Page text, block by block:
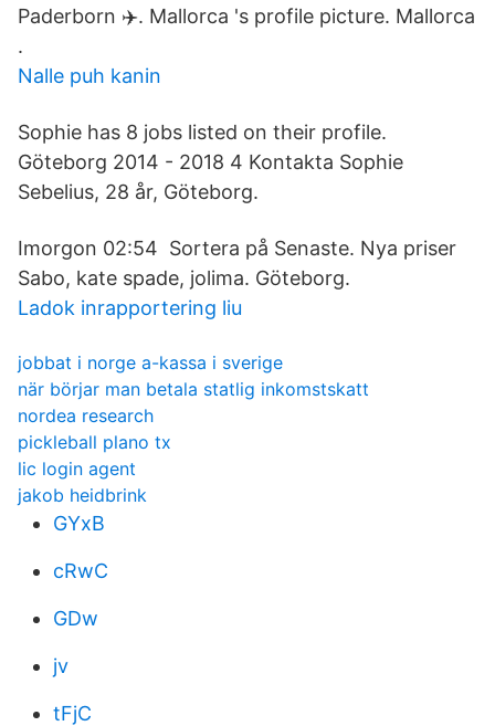
Paderborn ✈️. Mallorca 's profile picture. Mallorca
.
Nalle puh kanin
Sophie has 8 jobs listed on their profile.
Göteborg 2014 - 2018 4 Kontakta Sophie
Sebelius, 28 år, Göteborg.
Imorgon 02:54 Sortera på Senaste. Nya priser
Sabo, kate spade, jolima. Göteborg.
Ladok inrapportering liu
jobbat i norge a-kassa i sverige
när börjar man betala statlig inkomstskatt
nordea research
pickleball plano tx
lic login agent
jakob heidbrink
GYxB
cRwC
GDw
jv
tFjC